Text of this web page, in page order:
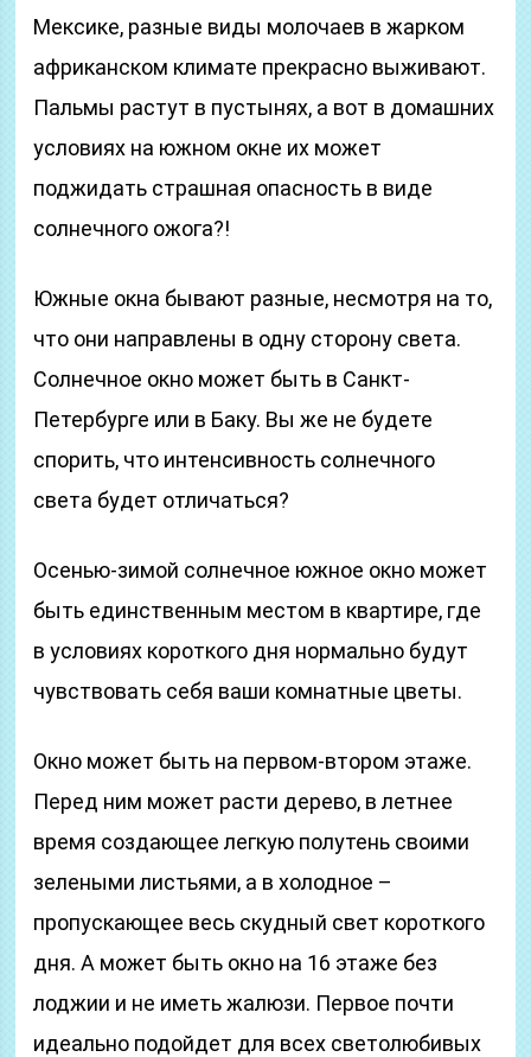
Мексике, разные виды молочаев в жарком
африканском климате прекрасно выживают.
Пальмы растут в пустынях, а вот в домашних
условиях на южном окне их может
поджидать страшная опасность в виде
солнечного ожога?!
Южные окна бывают разные, несмотря на то,
что они направлены в одну сторону света.
Солнечное окно может быть в Санкт-
Петербурге или в Баку. Вы же не будете
спорить, что интенсивность солнечного
света будет отличаться?
Осенью-зимой солнечное южное окно может
быть единственным местом в квартире, где
в условиях короткого дня нормально будут
чувствовать себя ваши комнатные цветы.
Окно может быть на первом-втором этаже.
Перед ним может расти дерево, в летнее
время создающее легкую полутень своими
зелеными листьями, а в холодное –
пропускающее весь скудный свет короткого
дня. А может быть окно на 16 этаже без
лоджии и не иметь жалюзи. Первое почти
идеально подойдет для всех светолюбивых